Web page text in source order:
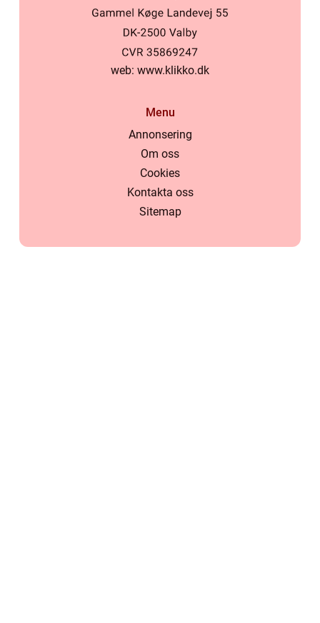
web: www.klikko.dk
Menu
Annonsering
Om oss
Cookies
Kontakta oss
Sitemap